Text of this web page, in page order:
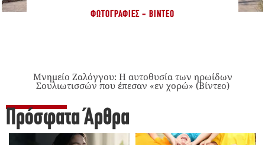
ΦΩΤΟΓΡΑΦΊΕΣ - ΒΊΝΤΕΟ
Μνημείο Ζαλόγγου: Η αυτοθυσία των ηρωίδων
Σουλιωτισσών που έπεσαν «εν χορώ» (Βίντεο)
Πρόσφατα Άρθρα